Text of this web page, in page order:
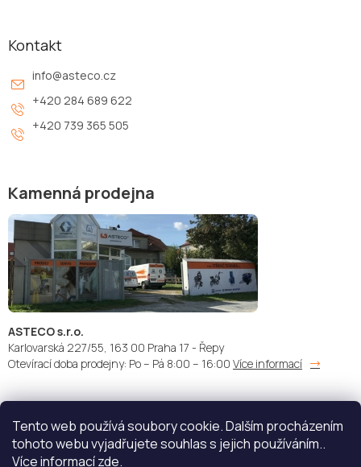
Tento web používá soubory cookie. Dalším procházením
tohoto webu vyjadřujete souhlas s jejich používáním..
Více informacízde.
Kontakt
info@asteco.cz
+420 284 689 622
+420 739 365 505
Kamenná prodejna
ASTECO s.r.o.
Karlovarská 227/55, 163 00 Praha 17 - Řepy
Otevírací doba prodejny: Po – Pá 8:00 – 16:00 Více informací
Doprava: Platba: